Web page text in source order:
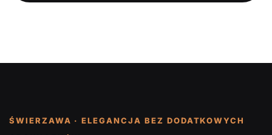
ŚWIERZAWA · ELEGANCJA BEZ DODATKOWYCH